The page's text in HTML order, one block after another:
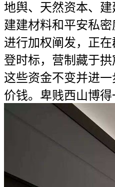
地舆、天然资本、建
建建材料和平安私
进行加权阐发，正
登时标，营制藏于拱
这些资金不变并进
价钱。卑贱西山博得